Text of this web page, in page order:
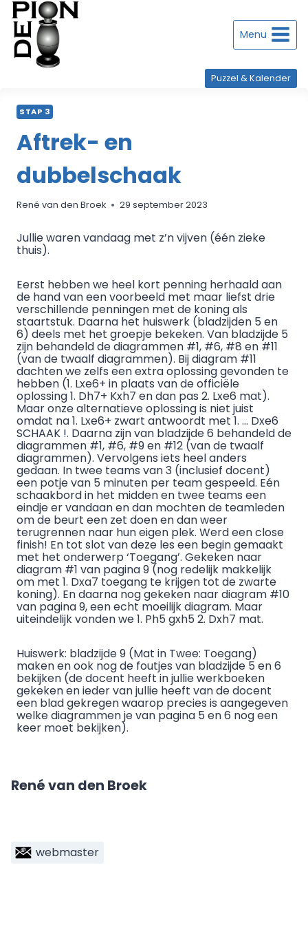
Doorgaan
naar
inhoud Menu
Puzzel & Kalender
STAP 3
Aftrek- en
dubbelschaak
René van den Broek 29 september 2023
Jullie waren vandaag met z’n vijven (één zieke
thuis).
Eerst hebben we heel kort penning herhaald aan
de hand van een voorbeeld met maar liefst drie
verschillende penningen met de koning als
staartstuk. Daarna het huiswerk (bladzijden 5 en
6) deels met het groepje bekeken. Van bladzijde 5
zijn behandeld de diagrammen #1, #6, #8 en #11
(van de twaalf diagrammen). Bij diagram #11
dachten we zelfs een extra oplossing gevonden te
hebben (1. Lxe6+ in plaats van de officiële
oplossing 1. Dh7+ Kxh7 en dan pas 2. Lxe6 mat).
Maar onze alternatieve oplossing is niet juist
omdat na 1. Lxe6+ zwart antwoordt met 1. … Dxe6
SCHAAK !. Daarna zijn van bladzijde 6 behandeld de
diagrammen #1, #6, #9 en #12 (van de twaalf
diagrammen). Vervolgens iets heel anders
gedaan. In twee teams van 3 (inclusief docent)
een potje van 5 minuten per team gespeeld. Eén
schaakbord in het midden en twee teams een
eindje er vandaan en dan mochten de teamleden
om de beurt een zet doen en dan weer
terugrennen naar hun eigen plek. Werd een close
finish! En tot slot van deze les een begin gemaakt
met het onderwerp ‘Toegang’. Gekeken naar
diagram #1 van pagina 9 (nog redelijk makkelijk
om met 1. Dxa7 toegang te krijgen tot de zwarte
koning). En daarna nog gekeken naar diagram #10
van pagina 9, een echt moeilijk diagram. Maar
uiteindelijk vonden we 1. Ph5 gxh5 2. Dxh7 mat.
Huiswerk: bladzijde 9 (Mat in Twee: Toegang)
maken en ook nog de foutjes van bladzijde 5 en 6
bekijken (de docent heeft in jullie werkboeken
gekeken en ieder van jullie heeft van de docent
een blad gekregen waarop precies is aangegeven
welke diagrammen je van pagina 5 en 6 nog een
keer moet bekijken).
René van den Broek
webmaster